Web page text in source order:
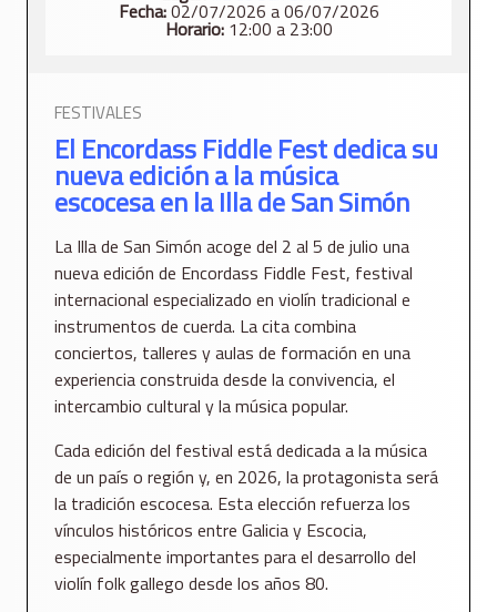
Fecha:02/07/2026 a 06/07/2026
Horario:12:00 a 23:00
FESTIVALES
El Encordass Fiddle Fest dedica su
nueva edición a la música
escocesa en la Illa de San Simón
La Illa de San Simón acoge del 2 al 5 de julio una
nueva edición de Encordass Fiddle Fest, festival
internacional especializado en violín tradicional e
instrumentos de cuerda. La cita combina
conciertos, talleres y aulas de formación en una
experiencia construida desde la convivencia, el
intercambio cultural y la música popular.
Cada edición del festival está dedicada a la música
de un país o región y, en 2026, la protagonista será
la tradición escocesa. Esta elección refuerza los
vínculos históricos entre Galicia y Escocia,
especialmente importantes para el desarrollo del
violín folk gallego desde los años 80.